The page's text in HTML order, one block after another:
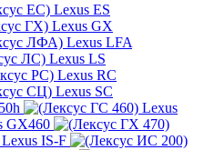
Lexus ES
Lexus GX
Lexus LFA
Lexus LS
Lexus RC
Lexus SC
Lexus
GX460
Lexus IS-F